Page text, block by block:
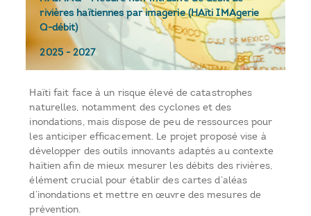
rivières haïtiennes par imagerie (HAïti IMAgerie
Q-débit)
2025-2027
Haïti fait face à un risque élevé de catastrophes
naturelles, notamment des cyclones et des
inondations, mais dispose de peu de ressources pour
les anticiper efficacement. Le projet proposé vise à
développer des outils innovants adaptés au contexte
haïtien afin de mieux mesurer les débits des rivières,
élément crucial pour établir des cartes d’aléas
d’inondations et mettre en œuvre des mesures de
prévention.